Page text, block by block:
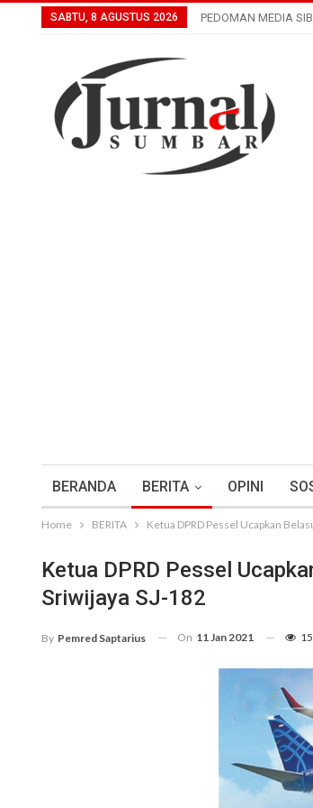
SABTU, 8 AGUSTUS 2026 PEDOMAN MEDIA
BERANDA BERITA OPINI
Home BERITA Ketua DPRD Pessel Ucapkan
Ketua DPRD Pessel
Sriwijaya SJ-182
By Pemred Saptarius On 11 Jan 2021